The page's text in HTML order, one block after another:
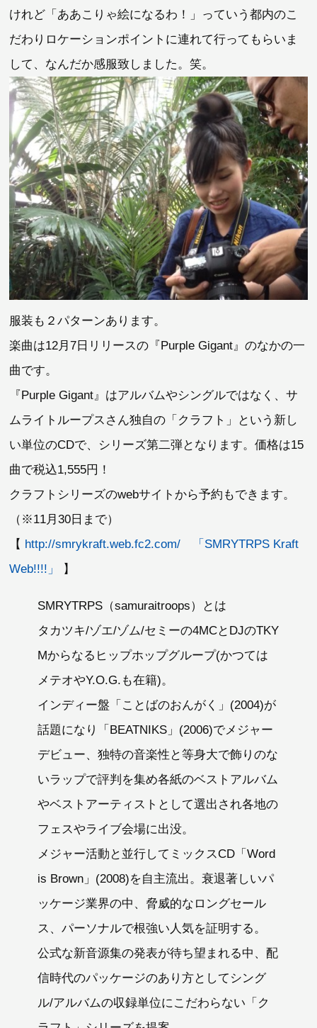
けれど「ああこりゃ絵になるわ！」っていう都内のこ
だわりロケーションポイントに連れて行ってもらいま
して、なんだか感服致しました。笑。
服装も２パターンあります。
楽曲は12月7日リリースの『Purple Gigant』のなかの一
曲です。
『Purple Gigant』はアルバムやシングルではなく、サ
ムライトループスさん独自の「クラフト」という新し
い単位のCDで、シリーズ第二弾となります。価格は15
曲で税込1,555円！
クラフトシリーズのwebサイトから予約もできます。
（※11月30日まで）
【 http://smrykraft.web.fc2.com/ 「SMRYTRPS Kraft
Web!!!!」
】
SMRYTRPS（samuraitroops）とは
タカツキ/ゾエ/ゾム/セミーの4MCとDJのTKY
Mからなるヒップホップグループ(かつては
メテオやY.O.G.も在籍)。
インディー盤「ことばのおんがく」(2004)が
話題になり「BEATNIKS」(2006)でメジャー
デビュー、独特の音楽性と等身大で飾りのな
いラップで評判を集め各紙のベストアルバム
やベストアーティストとして選出され各地の
フェスやライブ会場に出没。
メジャー活動と並行してミックスCD「Word
is Brown」(2008)を自主流出。衰退著しいパ
ッケージ業界の中、脅威的なロングセール
ス、パーソナルで根強い人気を証明する。
公式な新音源集の発表が待ち望まれる中、配
信時代のパッケージのあり方としてシング
ル/アルバムの収録単位にこだわらない「ク